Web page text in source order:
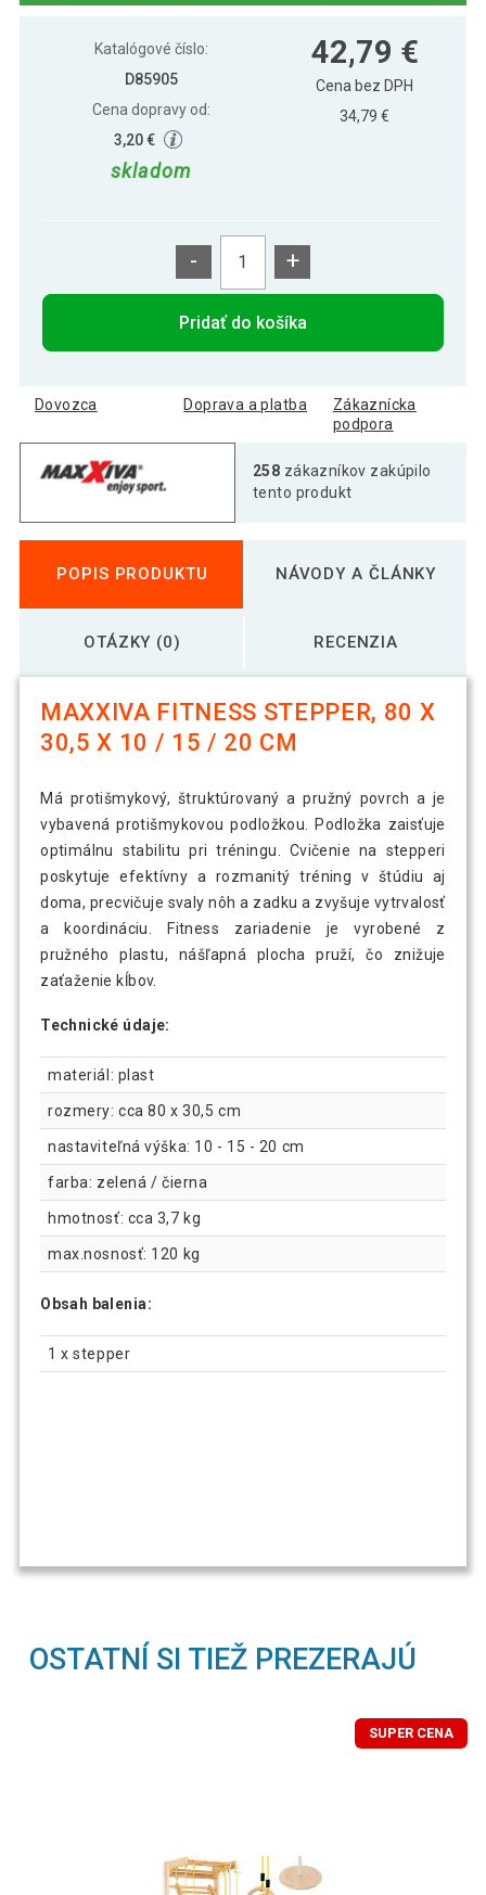
Katalógové číslo:
D85905
Cena dopravy od:
3,20 €
skladom
42,79 €
Cena bez DPH
34,79 €
- +
Pridať do košíka
Dovozca Doprava a platba
Zákaznícka
podpora
258 zákazníkov zakúpilo
tento produkt
POPIS PRODUKTU NÁVODY A ČLÁNKY
OTÁZKY (0) RECENZIA
MAXXIVA FITNESS STEPPER, 80 X
30,5 X 10 / 15 / 20 CM
Má protišmykový, štruktúrovaný a pružný povrch a je
vybavená protišmykovou podložkou. Podložka zaisťuje
optimálnu stabilitu pri tréningu. Cvičenie na stepperi
poskytuje efektívny a rozmanitý tréning v štúdiu aj
doma, precvičuje svaly nôh a zadku a zvyšuje vytrvalosť
a koordináciu. Fitness zariadenie je vyrobené z
pružného plastu, nášľapná plocha pruží, čo znižuje
zaťaženie kĺbov.
Technické údaje:
materiál: plast
rozmery: cca 80 x 30,5 cm
nastaviteľná výška: 10 - 15 - 20 cm
farba: zelená / čierna
hmotnosť: cca 3,7 kg
max.nosnosť: 120 kg
Obsah balenia:
1 x stepper
OSTATNÍ SI TIEŽ PREZERAJÚ
SUPER CENA